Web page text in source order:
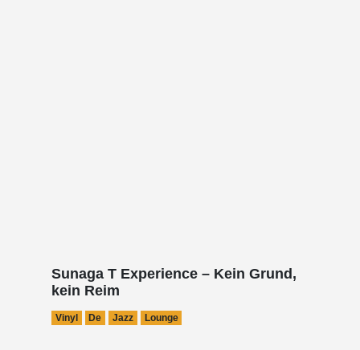
Sunaga T Experience – Kein Grund,
kein Reim
Vinyl De Jazz Lounge